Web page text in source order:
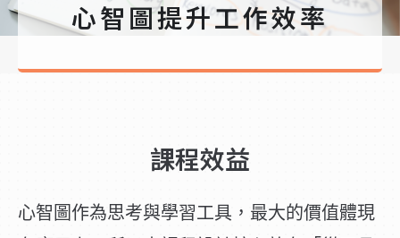
心智圖提升工作效率
課程效益
心智圖作為思考與學習工具，最大的價值體現